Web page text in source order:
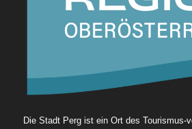
Die Stadt Perg ist ein Ort des Tourismus-